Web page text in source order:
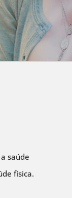
saúde
física.